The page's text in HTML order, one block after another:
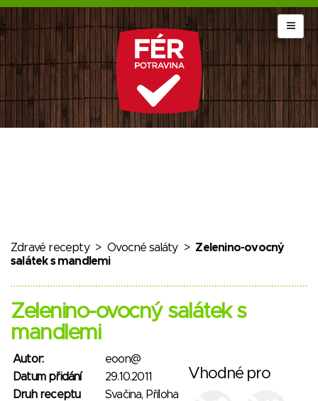
Zdravé recepty> Ovocné saláty> Zelenino-ovocný
salátek s mandlemi
Zelenino-ovocný salátek s
mandlemi
Autor:
eoon@
Datum přidání
29.10.2011
Druh receptu
Svačina, Příloha
Vhodné pro